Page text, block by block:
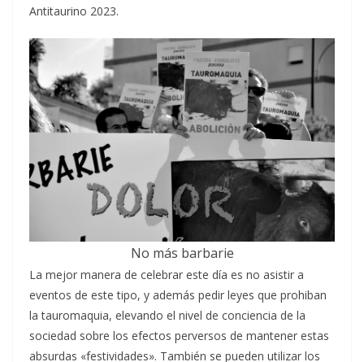
Antitaurino 2023.
No más barbarie
La mejor manera de celebrar este día es no asistir a
eventos de este tipo, y además pedir leyes que prohiban
la tauromaquia, elevando el nivel de conciencia de la
sociedad sobre los efectos perversos de mantener estas
absurdas «festividades». También se pueden utilizar los